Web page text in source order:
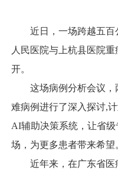
近日，一场跨越五百
人民医院与上杭县医院
开。
这场病例分析会议，
难病例进行了深入探讨,
AI辅助决策系统，让省
场，为更多患者带来希望
近年来，在广东省医